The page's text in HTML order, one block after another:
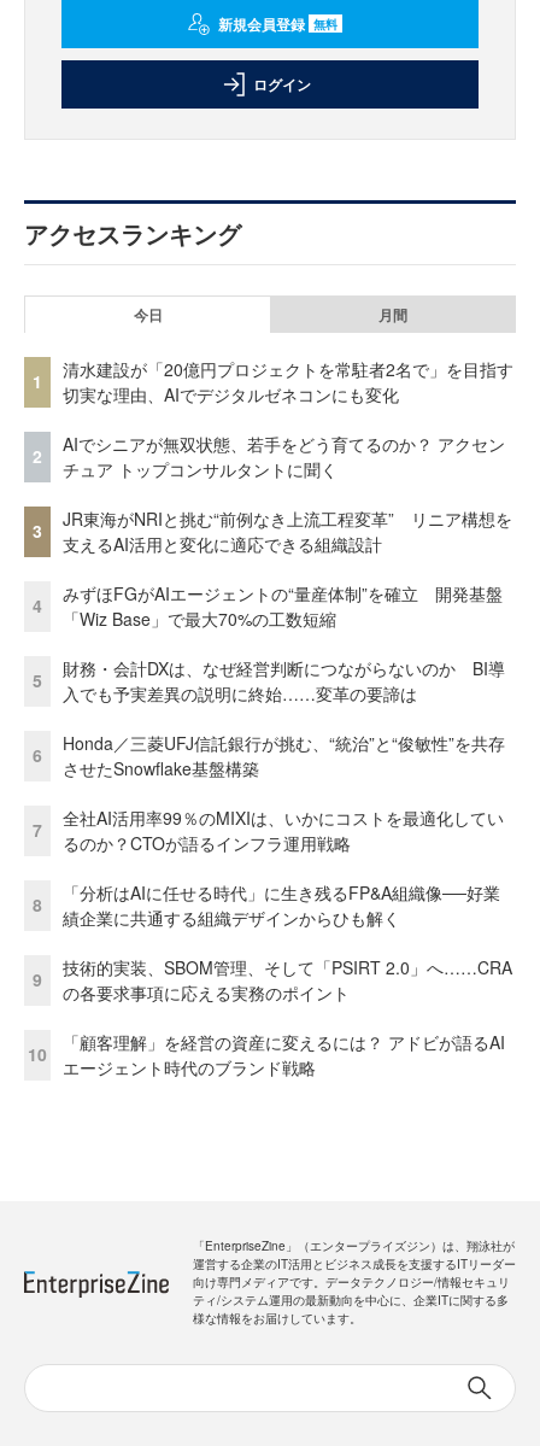
新規会員登録 無料
ログイン
アクセスランキング
今日 月間
1
清水建設が「20億円プロジェクトを常駐者2名で」を目指す
切実な理由、AIでデジタルゼネコンにも変化
2
AIでシニアが無双状態、若手をどう育てるのか？ アクセン
チュア トップコンサルタントに聞く
3
JR東海がNRIと挑む“前例なき上流工程変革” リニア構想を
支えるAI活用と変化に適応できる組織設計
4
みずほFGがAIエージェントの“量産体制”を確立 開発基盤
「Wiz Base」で最大70%の工数短縮
5
財務・会計DXは、なぜ経営判断につながらないのか BI導
入でも予実差異の説明に終始……変革の要諦は
6
Honda／三菱UFJ信託銀行が挑む、“統治”と“俊敏性”を共存
させたSnowflake基盤構築
7
全社AI活用率99％のMIXIは、いかにコストを最適化してい
るのか？CTOが語るインフラ運用戦略
8
「分析はAIに任せる時代」に生き残るFP&A組織像──好業
績企業に共通する組織デザインからひも解く
9
技術的実装、SBOM管理、そして「PSIRT 2.0」へ……CRA
の各要求事項に応える実務のポイント
10
「顧客理解」を経営の資産に変えるには？ アドビが語るAI
エージェント時代のブランド戦略
「EnterpriseZine」（エンタープライズジン）は、翔泳社が
運営する企業のIT活用とビジネス成長を支援するITリーダー
向け専門メディアです。データテクノロジー/情報セキュリ
ティ/システム運用の最新動向を中心に、企業ITに関する多
様な情報をお届けしています。